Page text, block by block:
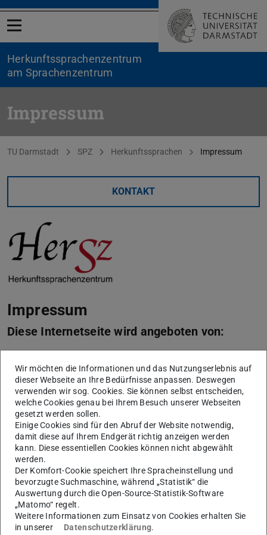
Menü öffnen
Herkunftssprachenzentrum
am Sprachenzentrum
Impressum
Sie befinden sich hier:
TU Darmstadt SPZ Herkunftssprachen Impressum
KONTAKT
Impressum
Diese Internetseite wird angeboten von:
Karolinenplatz 5
64289 Darmstadt
+49 6151 16-01
vertreten durch die Präsidentin der Technischen
Universität Darmstadt, Prof. Dr. Tanja Brühl
Die Technische Universität Darmstadt ist eine
rechtsfähige Körperschaft des öffentlichen Rechts gemäß
§ 1 Abs. 1 i.V.m. § 2 Abs. 1 Nr. 1 HHG (Hessisches
Hochschulgesetz vom 14. Dezember 2009, GVBl. I S.
666). Seit dem In-Kraft-Treten des TU Darmstadt-Gesetzes
Wir möchten die Informationen und das Nutzungserlebnis auf
dieser Webseite an Ihre Bedürfnisse anpassen. Deswegen
verwenden wir sog. Cookies. Sie können selbst entscheiden,
welche Cookies genau bei Ihrem Besuch unserer Webseiten
gesetzt werden sollen.
Einige Cookies sind für den Abruf der Website notwendig,
damit diese auf Ihrem Endgerät richtig anzeigen werden
kann. Diese essentiellen Cookies können nicht abgewählt
werden.
Der Komfort-Cookie speichert Ihre Spracheinstellung und
bevorzugte Suchmaschine, während „Statistik“ die
Auswertung durch die Open-Source-Statistik-Software
„Matomo“ regelt.
Weitere Informationen zum Einsatz von Cookies erhalten Sie
in unserer
Datenschutzerklärung.